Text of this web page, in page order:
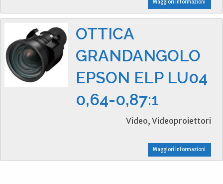
Maggiori informazioni
OTTICA
GRANDANGOLO
EPSON ELP LU04
0,64-0,87:1
Video, Videoproiettori
Maggiori informazioni